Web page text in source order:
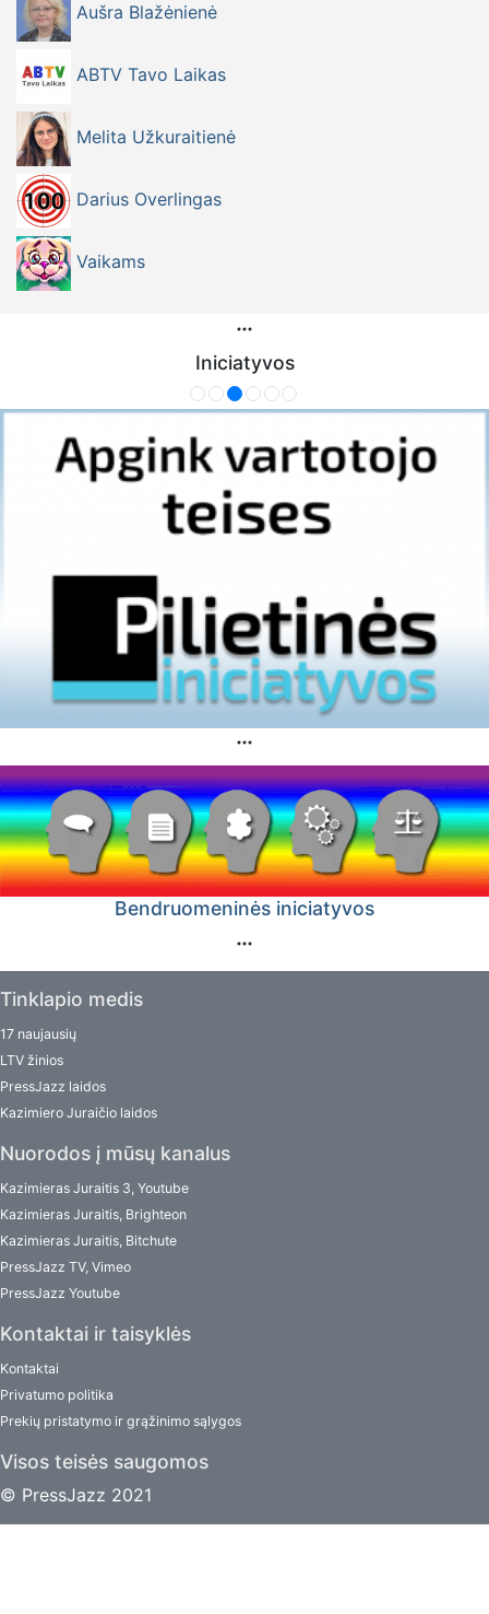
Aušra Blažėnienė
ABTV Tavo Laikas
Melita Užkuraitienė
Darius Overlingas
Vaikams
Iniciatyvos
Bendruomeninės iniciatyvos
Tinklapio medis
17 naujausių
LTV žinios
PressJazz laidos
Kazimiero Juraičio laidos
Nuorodos į mūsų kanalus
Kazimieras Juraitis 3, Youtube
Kazimieras Juraitis, Brighteon
Kazimieras Juraitis, Bitchute
PressJazz TV, Vimeo
PressJazz Youtube
Kontaktai ir taisyklės
Kontaktai
Privatumo politika
Prekių pristatymo ir grąžinimo sąlygos
Visos teisės saugomos
© PressJazz 2021